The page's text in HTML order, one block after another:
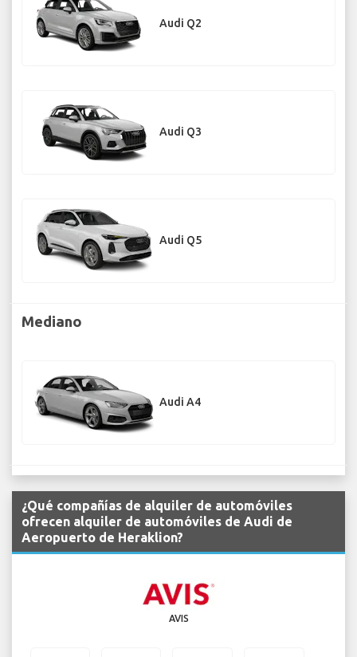
Audi Q2
Audi Q3
Audi Q5
Mediano
Audi A4
¿Qué compañías de alquiler de automóviles
ofrecen alquiler de automóviles de Audi de
Aeropuerto de Heraklion?
AVIS